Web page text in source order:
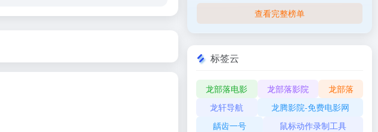
查看完整榜单
标签云
龙部落电影 龙部落影院
龙部落
龙轩导航
龙腾影院-免费电影网
龋齿一号
鼠标动作录制工具